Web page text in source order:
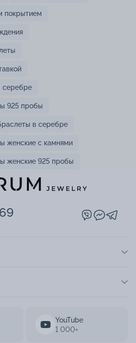
покрытием
серебре
925 пробы
в серебре
женские с камнями
женские 925 пробы
YouTube
1 000+